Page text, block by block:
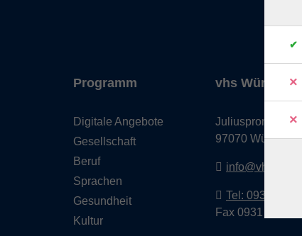
Programm
Digitale Angebote
Gesellschaft
Beruf
Sprachen
Gesundheit
Kultur
vhs Würzburg
97070 Würzburg
info@vhs-
Tel: 0931
Fax 0931 35593-